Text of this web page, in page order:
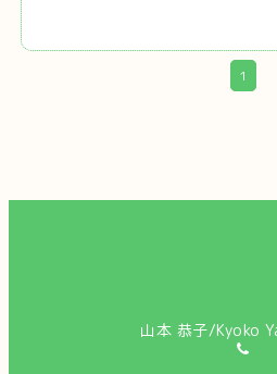
1
山本 恭子/Kyoko